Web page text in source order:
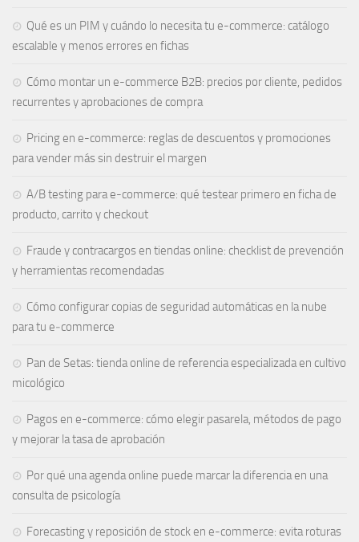
Qué es un PIM y cuándo lo necesita tu e-commerce: catálogo
escalable y menos errores en fichas
Cómo montar un e-commerce B2B: precios por cliente, pedidos
recurrentes y aprobaciones de compra
Pricing en e-commerce: reglas de descuentos y promociones
para vender más sin destruir el margen
A/B testing para e-commerce: qué testear primero en ficha de
producto, carrito y checkout
Fraude y contracargos en tiendas online: checklist de prevención
y herramientas recomendadas
Cómo configurar copias de seguridad automáticas en la nube
para tu e‑commerce
Pan de Setas: tienda online de referencia especializada en cultivo
micológico
Pagos en e-commerce: cómo elegir pasarela, métodos de pago
y mejorar la tasa de aprobación
Por qué una agenda online puede marcar la diferencia en una
consulta de psicología
Forecasting y reposición de stock en e-commerce: evita roturas